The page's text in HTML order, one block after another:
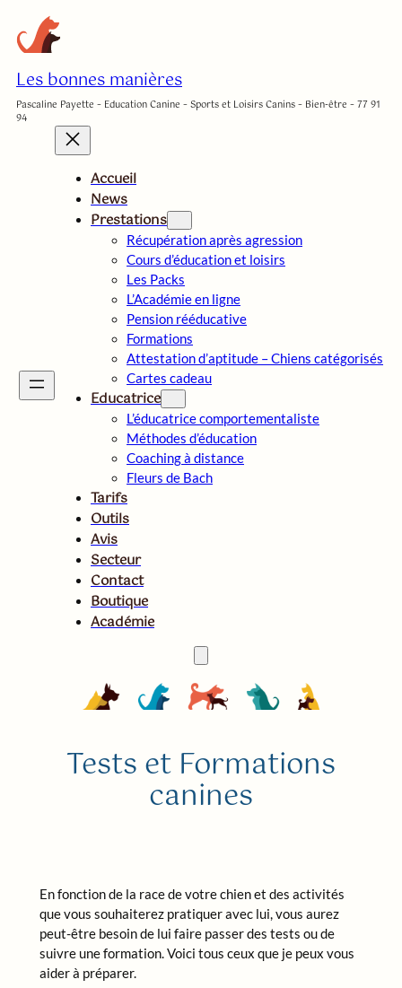
au
contenu
Les bonnes manières
Pascaline Payette – Education Canine – Sports et Loisirs Canins – Bien-être – 77 91
94
Accueil
News
Prestations
Récupération après agression
Cours d’éducation et loisirs
Les Packs
L’Académie en ligne
Pension rééducative
Formations
Attestation d’aptitude – Chiens catégorisés
Cartes cadeau
Educatrice
L’éducatrice comportementaliste
Méthodes d’éducation
Coaching à distance
Fleurs de Bach
Tarifs
Outils
Avis
Secteur
Contact
Boutique
Académie
Tests et Formations
canines
En fonction de la race de votre chien et des activités
que vous souhaiterez pratiquer avec lui, vous aurez
peut-être besoin de lui faire passer des tests ou de
suivre une formation. Voici tous ceux que je peux vous
aider à préparer.